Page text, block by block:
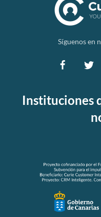
Síguenos en
Instituciones